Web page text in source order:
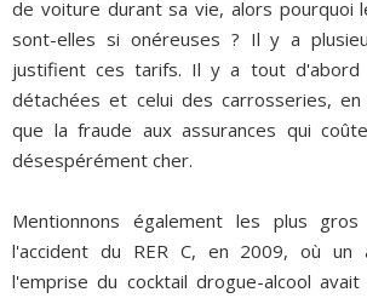
de voiture durant sa vie, alors pourquoi
sont-elles si onéreuses ? Il y a
justifient ces tarifs. Il y a tout d'abord
détachées et celui des carrosseries,
que la fraude aux assurances qui
désespérément cher.
Mentionnons également les plus gros
l'accident du RER C, en 2009, où un
l'emprise du cocktail drogue-alcool